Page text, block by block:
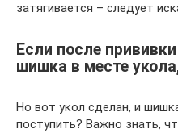
затягивается – следует
Если после
шишка в месте
Но вот укол сделан, и
поступить? Важно знать,